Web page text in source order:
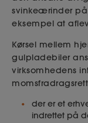
svinkeærinder på
eksempel at
Kørsel mellem
gulpladebiler
virksomhedens
der er et
indrettet på